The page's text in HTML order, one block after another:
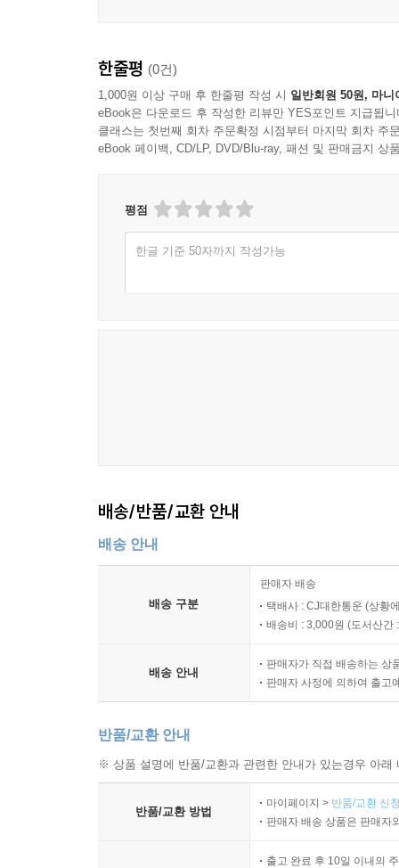
한줄평 (0건)
1,000원 이상 구매 후 한줄평 작성 시 일반회원 50원, 마니
eBook은 다운로드 후 작성한 리뷰만 YES포인트 지급됩니
클래스는 첫번째 회차 주문확정 시점부터 마지막 회차 주
eBook 페이백, CD/LP, DVD/Blu-ray, 패션 및 판매금지 상
평점
한글 기준 50자까지 작성가능
배송/반품/교환 안내
배송 안내
배송 구분
판매자 배송
택배사 : CJ대한통운 (상황
배송비 : 3,000원 (도서산간
배송 안내
판매자가 직접 배송하는 상
판매자 사정에 의하여 출고
반품/교환 안내
※ 상품 설명에 반품/교환과 관련한 안내가 있는경우 아
반품/교환 방법
마이페이지 > 반품/교환 신
판매자 배송 상품은 판매자
출고 완료 후 10일 이내의